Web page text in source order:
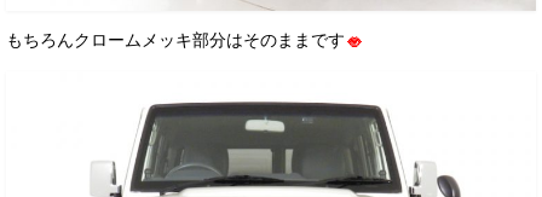
もちろんクロームメッキ部分はそのままです